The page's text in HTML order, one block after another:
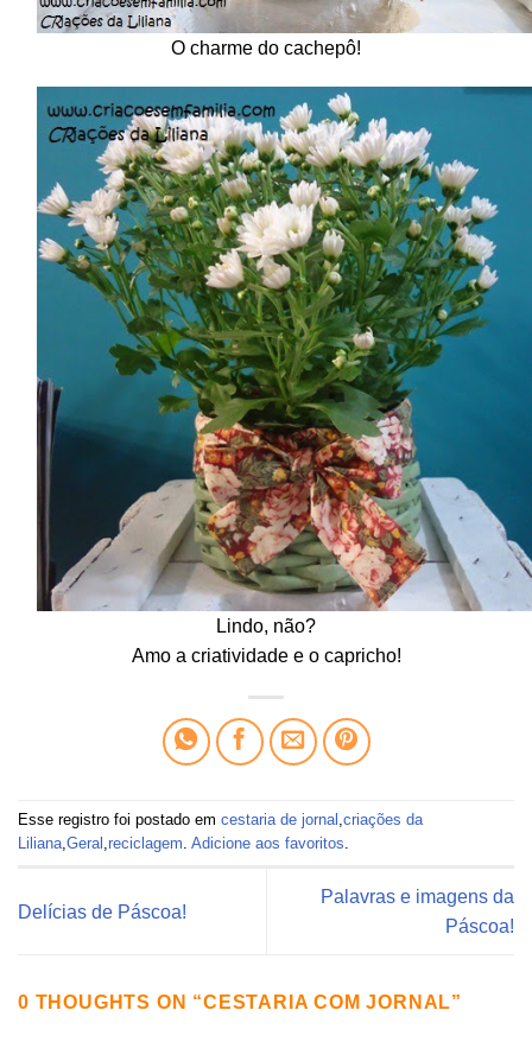
O charme do cachepô!
Lindo, não?
Amo a criatividade e o capricho!
Esse registro foi postado em cestaria de jornal ,criações da
Liliana,Geral ,reciclagem. Adicione aos favoritos.
Delícias de Páscoa!
Palavras e imagens da
Páscoa!
0 THOUGHTS ON “CESTARIA COM JORNAL”